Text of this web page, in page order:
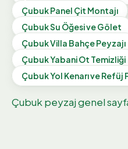
ÇubukPanel Çit Montajı
ÇubukSu Öğesi ve Gölet
ÇubukVilla Bahçe Peyzajı
ÇubukYabani Ot Temizliği
ÇubukYol Kenarı ve Refüj
Çubuk peyzaj genel